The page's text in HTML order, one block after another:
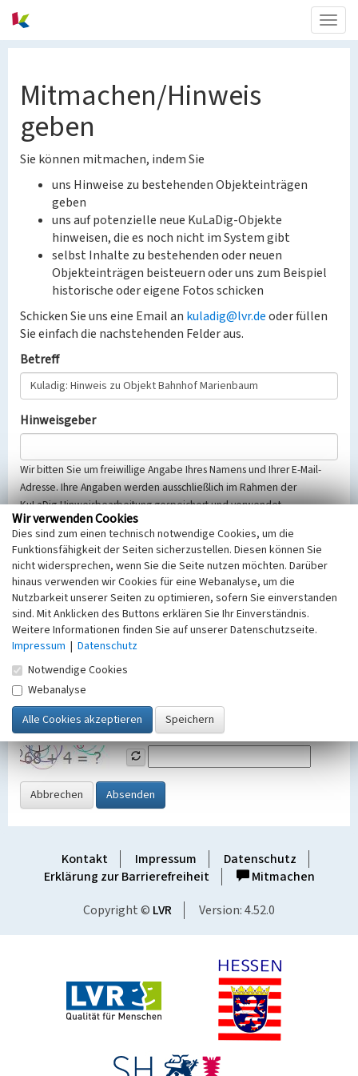
Mitmachen/Hinweis
geben
Sie können mitmachen, indem Sie
uns Hinweise zu bestehenden Objekteinträgen
geben
uns auf potenzielle neue KuLaDig-Objekte
hinweisen, die es noch nicht im System gibt
selbst Inhalte zu bestehenden oder neuen
Objekteinträgen beisteuern oder uns zum Beispiel
historische oder eigene Fotos schicken
Schicken Sie uns eine Email an kuladig@lvr.deoder füllen
Sie einfach die nachstehenden Felder aus.
Betreff
Hinweisgeber
Wir bitten Sie um freiwillige Angabe Ihres Namens und Ihrer E-Mail-
Adresse. Ihre Angaben werden ausschließlich im Rahmen der
KuLaDig-Hinweisbearbeitung gespeichert und verwendet.
Selbstverständlich werden diese entsprechend der Vorschriften des
Telemediengesetzes, des Datenschutzgesetzes NRW und der seit
dem 25.05.2018 gültigen Europäischen Datenschutzgrundverordnung
(EU-DSGVO) vertraulich behandelt, beachten Sie bitte unsere
Hinweise zumDatenschutz
Nachricht
SicherheitsabfrageTragen Sie unten das Rechenergebnis aus der
Grafik ein
Abbrechen Absenden
Kontakt Impressum
Datenschutz
Erklärung zur Barrierefreiheit
Mitmachen
Copyright © LVR Version: 4.52.0
Wir verwenden Cookies
Dies sind zum einen technisch notwendige Cookies, um die
Funktionsfähigkeit der Seiten sicherzustellen. Diesen können Sie
nicht widersprechen, wenn Sie die Seite nutzen möchten. Darüber
hinaus verwenden wir Cookies für eine Webanalyse, um die
Nutzbarkeit unserer Seiten zu optimieren, sofern Sie einverstanden
sind. Mit Anklicken des Buttons erklären Sie Ihr Einverständnis.
Weitere Informationen finden Sie auf unserer Datenschutzseite.
Impressum | Datenschutz
Notwendige Cookies
Webanalyse